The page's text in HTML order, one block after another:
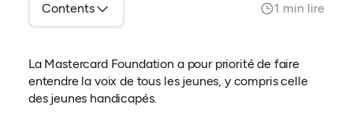
Contents 1 min lire
La Mastercard Foundation a pour priorité de faire
entendre la voix de tous les jeunes, y compris celle
des jeunes handicapés.